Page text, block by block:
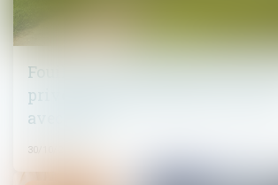
Fouilles archéologiques sur un
privé, droit de propriété et partage
avec l’État
30/10/2024